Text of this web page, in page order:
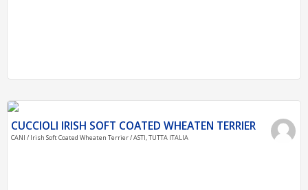
CUCCIOLI IRISH SOFT COATED WHEATEN TERRIER
CANI / Irish Soft Coated Wheaten Terrier / ASTI, TUTTA ITALIA